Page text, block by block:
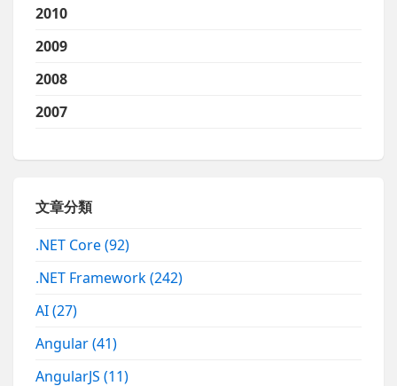
2010
2009
2008
2007
文章分類
.NET Core(92)
.NET Framework(242)
AI(27)
Angular(41)
AngularJS(11)